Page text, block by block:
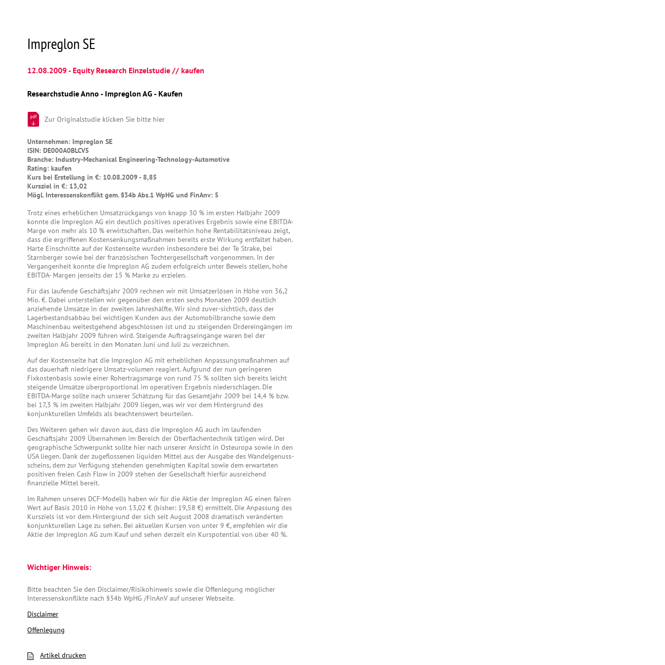
Impreglon SE
12.08.2009 - Equity Research Einzelstudie // kaufen
Researchstudie Anno - Impreglon AG - Kaufen
pdf Zur Originalstudie klicken Sie bitte hier
Unternehmen: Impreglon SE
ISIN: DE000A0BLCV5
Branche: Industry-Mechanical Engineering-Technology-Automotive
Rating: kaufen
Kurs bei Erstellung in €: 10.08.2009 - 8,85
Kursziel in €: 13,02
Mögl. Interessenskonflikt gem. §34b Abs.1 WpHG und FinAnv: 5
Trotz eines erheblichen Umsatzrückgangs von knapp 30 % im ersten Halbjahr 2009
konnte die Impreglon AG ein deutlich positives operatives Ergebnis sowie eine EBITDA-
Marge von mehr als 10 % erwirtschaften. Das weiterhin hohe Rentabilitätsniveau zeigt,
dass die ergriffenen Kostensenkungsmaßnahmen bereits erste Wirkung entfaltet haben.
Harte Einschnitte auf der Kostenseite wurden insbesondere bei der Te Strake, bei
Starnberger sowie bei der französischen Tochtergesellschaft vorgenommen. In der
Vergangenheit konnte die Impreglon AG zudem erfolgreich unter Beweis stellen, hohe
EBITDA- Margen jenseits der 15 % Marke zu erzielen.
Für das laufende Geschäftsjahr 2009 rechnen wir mit Umsatzerlösen in Höhe von 36,2
Mio. €. Dabei unterstellen wir gegenüber den ersten sechs Monaten 2009 deutlich
anziehende Umsätze in der zweiten Jahreshälfte. Wir sind zuver-sichtlich, dass der
Lagerbestandsabbau bei wichtigen Kunden aus der Automobilbranche sowie dem
Maschinenbau weitestgehend abgeschlossen ist und zu steigenden Ordereingängen im
zweiten Halbjahr 2009 führen wird. Steigende Auftragseingänge waren bei der
Impreglon AG bereits in den Monaten Juni und Juli zu verzeichnen.
Auf der Kostenseite hat die Impreglon AG mit erheblichen Anpassungsmaßnahmen auf
das dauerhaft niedrigere Umsatz-volumen reagiert. Aufgrund der nun geringeren
Fixkostenbasis sowie einer Rohertragsmarge von rund 75 % sollten sich bereits leicht
steigende Umsätze überproportional im operativen Ergebnis niederschlagen. Die
EBITDA-Marge sollte nach unserer Schätzung für das Gesamtjahr 2009 bei 14,4 % bzw.
bei 17,3 % im zweiten Halbjahr 2009 liegen, was wir vor dem Hintergrund des
konjunkturellen Umfelds als beachtenswert beurteilen.
Des Weiteren gehen wir davon aus, dass die Impreglon AG auch im laufenden
Geschäftsjahr 2009 Übernahmen im Bereich der Oberflächentechnik tätigen wird. Der
geographische Schwerpunkt sollte hier nach unserer Ansicht in Osteuropa sowie in den
USA liegen. Dank der zugeflossenen liquiden Mittel aus der Ausgabe des Wandelgenuss-
scheins, dem zur Verfügung stehenden genehmigten Kapital sowie dem erwarteten
positiven freien Cash Flow in 2009 stehen der Gesellschaft hierfür ausreichend
finanzielle Mittel bereit.
Im Rahmen unseres DCF-Modells haben wir für die Aktie der Impreglon AG einen fairen
Wert auf Basis 2010 in Höhe von 13,02 € (bisher: 19,58 €) ermittelt. Die Anpassung des
Kursziels ist vor dem Hintergrund der sich seit August 2008 dramatisch veränderten
konjunkturellen Lage zu sehen. Bei aktuellen Kursen von unter 9 €, empfehlen wir die
Aktie der Impreglon AG zum Kauf und sehen derzeit ein Kurspotential von über 40 %.
Wichtiger Hinweis:
Bitte beachten Sie den Disclaimer/Risikohinweis sowie die Offenlegung möglicher
Interessenskonflikte nach §34b WpHG /FinAnV auf unserer Webseite.
Disclaimer
Offenlegung
Artikel drucken